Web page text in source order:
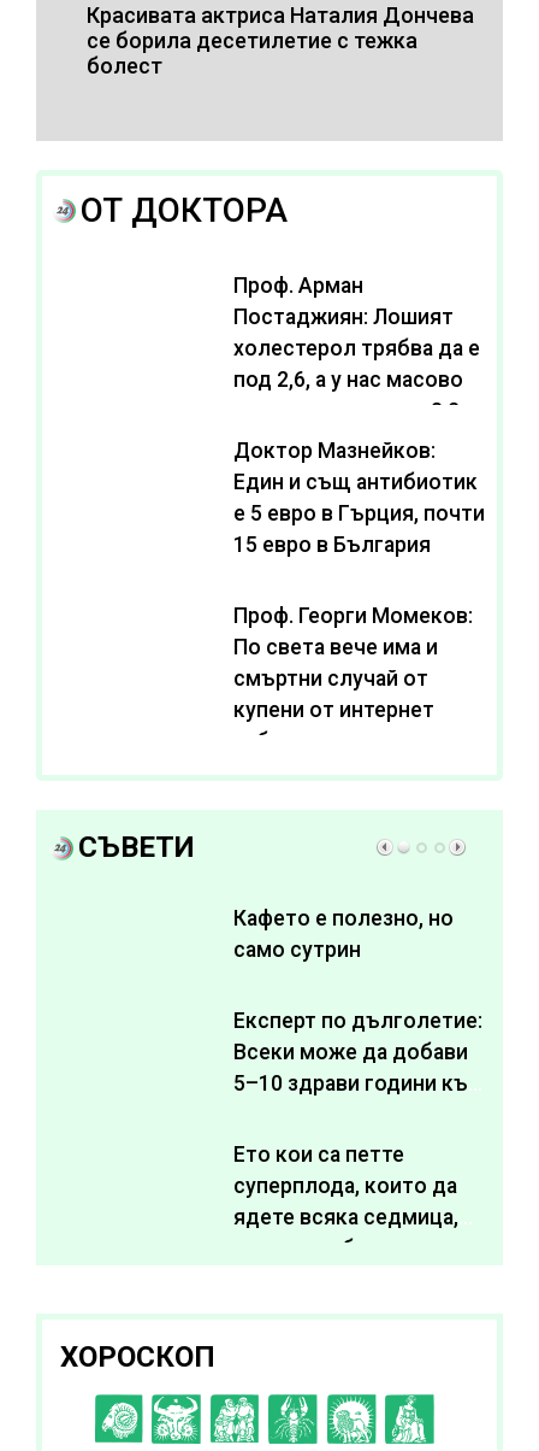
Красивата актриса Наталия Дончева
се борила десетилетие с тежка
болест
ОТ ДОКТОРА
Проф. Арман
Постаджиян: Лошият
холестерол трябва да е
под 2,6, а у нас масово
се живее с нива от 3,2
Доктор Мазнейков:
Един и същ антибиотик
e 5 евро в Гърция, почти
15 евро в България
Проф. Георги Момеков:
По света вече има и
смъртни случай от
купени от интернет
субстанции за
отслабване
СЪВЕТИ
Кафето е полезно, но
само сутрин
Експерт по дълголетие:
Всеки може да добави
5–10 здрави години към
Ето кои са петте
суперплода, които да
ядете всяка седмица,
за да подобрите
ХОРОСКОП
C D EFGH